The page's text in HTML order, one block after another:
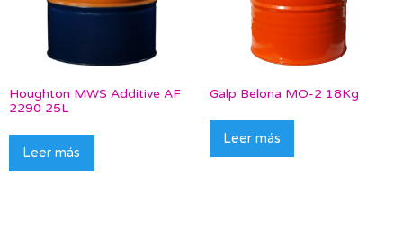
Houghton MWS Additive AF
2290 25L
Leer más
Galp Belona MO-2 18Kg
Leer más